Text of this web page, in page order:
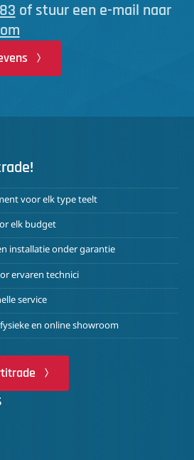
of stuur een e-mail naar
voor elk type teelt
elk budget
installatie onder garantie
ervaren technici
service
en online showroom